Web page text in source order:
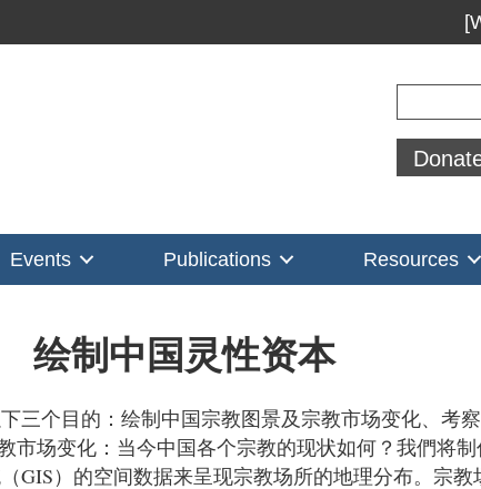
Events Publications Resources
绘制中国灵性资本
三个目的：绘制中国宗教图景及宗教市场变化、考
场变化：当今中国各个宗教的现状如何？我們将
GIS）的空间数据来呈现宗教场所的地理分布。宗